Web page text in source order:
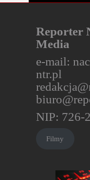
Reporter
Media
e-mail:
ntr.pl
NIP: 726-
Filmy